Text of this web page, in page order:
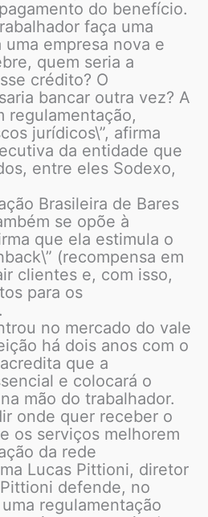
do benefício.
faça uma
empresa nova e
quem seria a
crédito? O
bancar outra vez? A
regulamentação,
jurídicos\”, afirma
da entidade que
entre eles Sodexo,
Brasileira de Bares
se opõe à
que ela estimula o
(recompensa em
clientes e, com isso,
para os
no mercado do vale
há dois anos com o
que a
e colocará o
mão do trabalhador.
onde quer receber o
os serviços melhorem
da rede
Lucas Pittioni, diretor
defende, no
regulamentação